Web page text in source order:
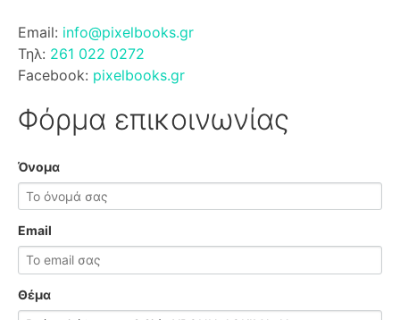
Email: info@pixelbooks.gr
Τηλ: 261 022 0272
Facebook: pixelbooks.gr
Φόρμα επικοινωνίας
Όνομα
Email
Θέμα